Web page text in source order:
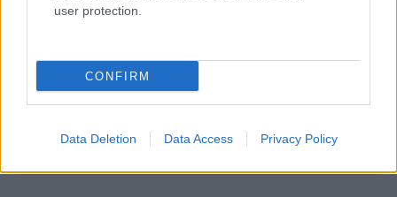
user protection.
CONFIRM
Data Deletion Data Access Privacy Policy
Μάθε πρώτος όλες τις σημαντικές
ειδήσεις.
Βάλε το proson.gr στα αποτελέσματα
αναζήτησης της Google